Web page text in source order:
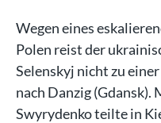
Wegen eines
Polen reist der
Selenskyj nicht zu
nach Danzig
Swyrydenko teilte in